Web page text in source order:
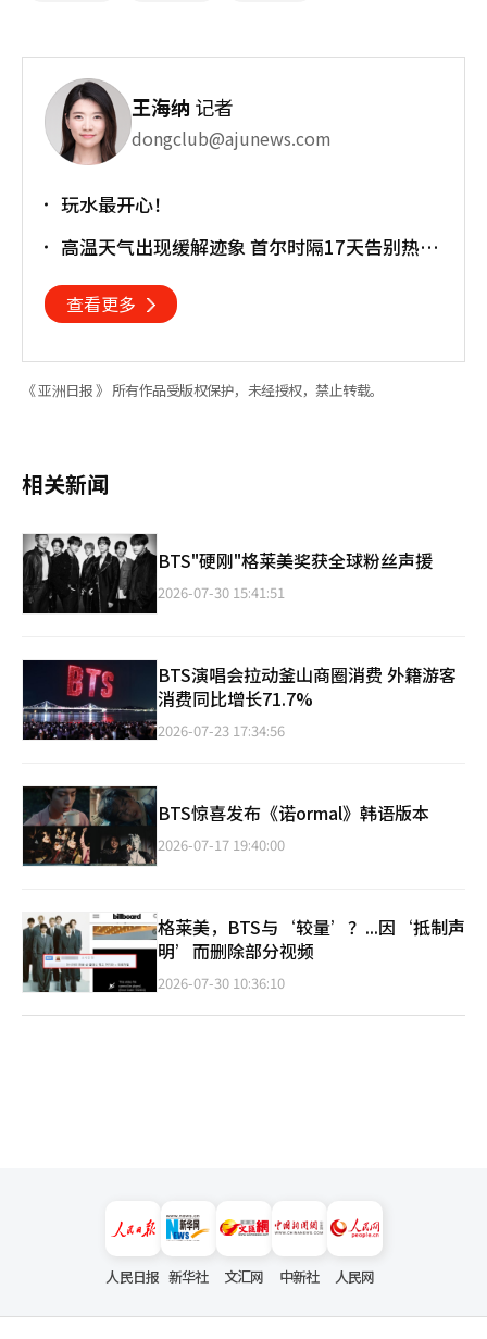
王海纳 记者
dongclub@ajunews.com
玩水最开心！
高温天气出现缓解迹象 首尔时隔17天告别热带
查看更多
《 亚洲日报 》 所有作品受版权保护，未经授权，禁止转载。
相关新闻
BTS"硬刚"格莱美奖获全球粉丝声援
2026-07-30 15:41:51
BTS演唱会拉动釜山商圈消费 外籍游客
消费同比增长71.7%
2026-07-23 17:34:56
BTS惊喜发布《诺ormal》韩语版本
2026-07-17 19:40:00
格莱美，BTS与‘较量’？...因‘抵制声
明’而删除部分视频
2026-07-30 10:36:10
人民日报 新华社 文汇网 中新社 人民网